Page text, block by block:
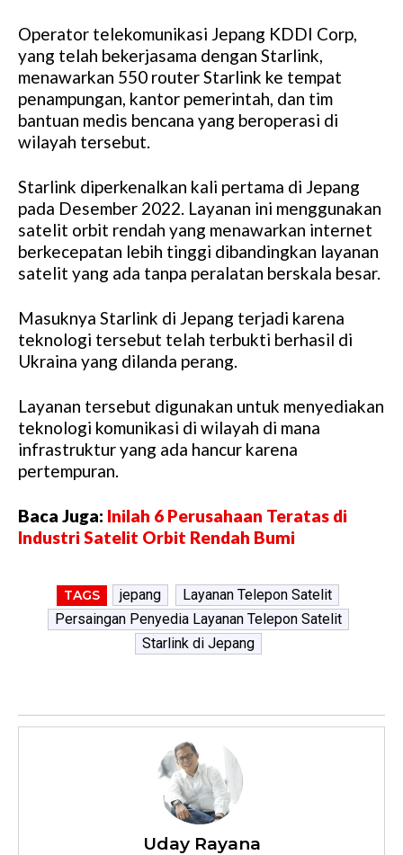
Operator telekomunikasi Jepang KDDI Corp,
yang telah bekerjasama dengan Starlink,
menawarkan 550 router Starlink ke tempat
penampungan, kantor pemerintah, dan tim
bantuan medis bencana yang beroperasi di
wilayah tersebut.
Starlink diperkenalkan kali pertama di Jepang
pada Desember 2022. Layanan ini menggunakan
satelit orbit rendah yang menawarkan internet
berkecepatan lebih tinggi dibandingkan layanan
satelit yang ada tanpa peralatan berskala besar.
Masuknya Starlink di Jepang terjadi karena
teknologi tersebut telah terbukti berhasil di
Ukraina yang dilanda perang.
Layanan tersebut digunakan untuk menyediakan
teknologi komunikasi di wilayah di mana
infrastruktur yang ada hancur karena
pertempuran.
Baca Juga: Inilah 6 Perusahaan Teratas di
Industri Satelit Orbit Rendah Bumi
TAGS jepang
Layanan Telepon Satelit
Persaingan Penyedia Layanan Telepon Satelit
Starlink di Jepang
Uday Rayana